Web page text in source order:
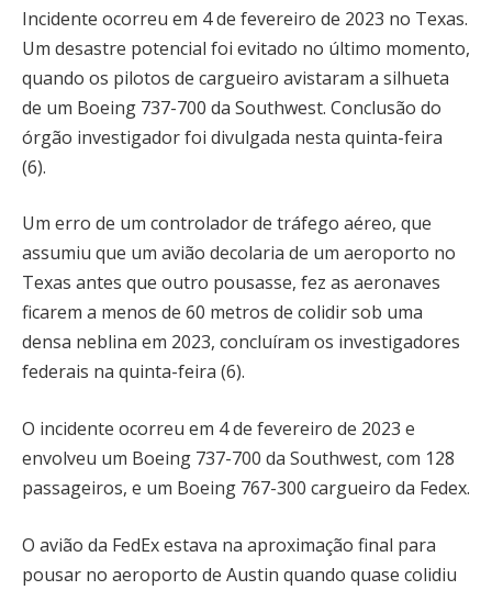
Incidente ocorreu em 4 de fevereiro de 2023 no Texas.
Um desastre potencial foi evitado no último momento,
quando os pilotos de cargueiro avistaram a silhueta
de um Boeing 737-700 da Southwest. Conclusão do
órgão investigador foi divulgada nesta quinta-feira
(6).
Um erro de um controlador de tráfego aéreo, que
assumiu que um avião decolaria de um aeroporto no
Texas antes que outro pousasse, fez as aeronaves
ficarem a menos de 60 metros de colidir sob uma
densa neblina em 2023, concluíram os investigadores
federais na quinta-feira (6).
O incidente ocorreu em 4 de fevereiro de 2023 e
envolveu um Boeing 737-700 da Southwest, com 128
passageiros, e um Boeing 767-300 cargueiro da Fedex.
O avião da FedEx estava na aproximação final para
pousar no aeroporto de Austin quando quase colidiu